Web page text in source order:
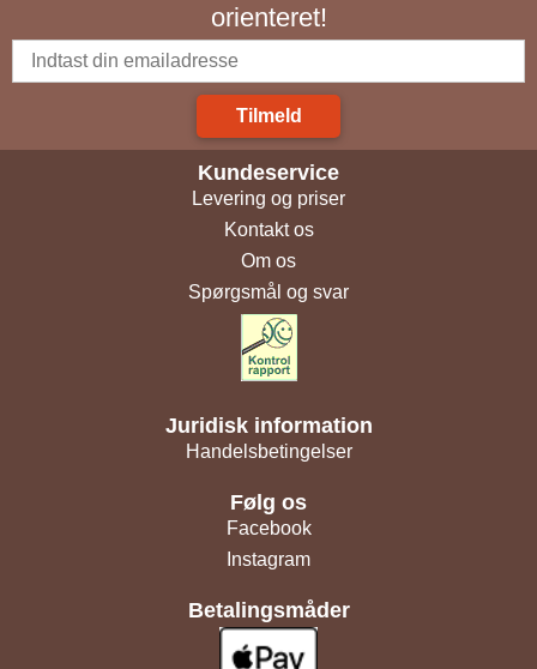
orienteret!
Tilmeld
Kundeservice
Levering og priser
Kontakt os
Om os
Spørgsmål og svar
Juridisk information
Handelsbetingelser
Følg os
Facebook
Instagram
Betalingsmåder